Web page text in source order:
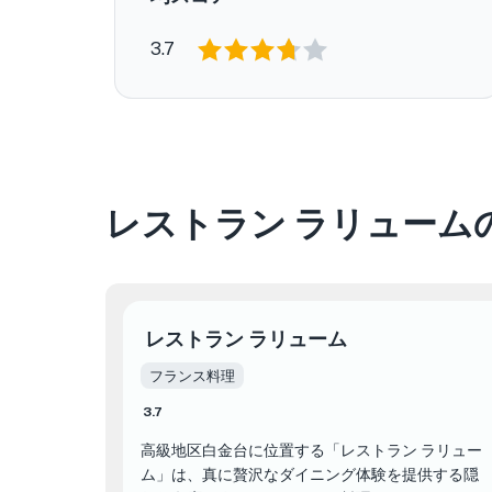
3.7
レストラン ラリューム
レストラン ラリューム
フランス料理
3.7
高級地区白金台に位置する「レストラン ラリュー
ム」は、真に贅沢なダイニング体験を提供する隠